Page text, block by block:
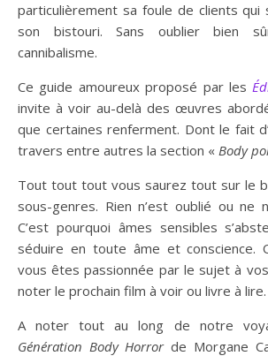
particulièrement sa foule de clients qui
son bistouri. Sans oublier bien
cannibalisme.
Ce guide amoureux proposé par les
invite à voir au-delà des œuvres
que certaines renferment. Dont le fait
travers entre autres la section « Body
Tout tout tout vous saurez tout sur le
sous-genres. Rien n’est oublié ou ne
C’est pourquoi âmes sensibles
séduire en toute âme et conscience.
vous êtes passionnée par le sujet à
noter le prochain film à voir ou livre à lire.
A noter tout au long de notre
Génération Body Horrorde Morgane